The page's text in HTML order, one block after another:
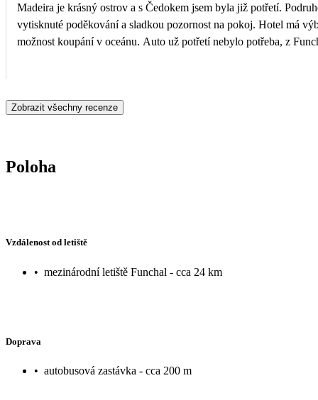
Madeira je krásný ostrov a s Čedokem jsem byla již potřetí.
vytisknuté poděkování a sladkou pozornost na pokoj. Hotel má
možnost koupání v oceánu. Auto už potřetí nebylo potřeba, z
Zobrazit všechny recenze
Poloha
Vzdálenost od letiště
• mezinárodní letiště Funchal - cca 24 km
Doprava
• autobusová zastávka - cca 200 m